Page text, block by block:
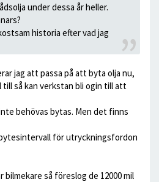
under dessa år heller.
historia efter vad jag
jag att passa på att byta olja nu,
så kan verkstan bli ogin till att
behövas bytas. Men det finns
för utryckningsfordon
bilmekare så föreslog de 12000 mil